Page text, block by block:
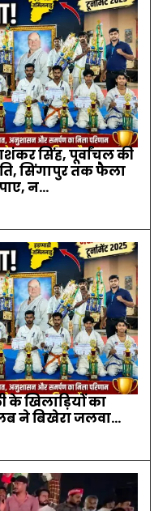
सिंह, पूर्वांचल की
सिंगापुर तक फैला
न...
के खिलाड़ियों का
ने बिखेरा जलवा…